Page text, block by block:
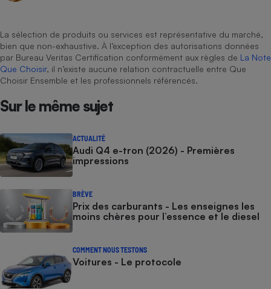
La sélection de produits ou services est représentative du marché,
bien que non-exhaustive. À l’exception des autorisations données
par Bureau Veritas Certification conformément aux règles de La Note
Que Choisir, il n’existe aucune relation contractuelle entre Que
Choisir Ensemble et les professionnels référencés.
Sur le même sujet
ACTUALITÉ
Audi Q4 e-tron (2026) - Premières
impressions
BRÈVE
Prix des carburants - Les enseignes les
moins chères pour l’essence et le diesel
COMMENT NOUS TESTONS
Voitures - Le protocole